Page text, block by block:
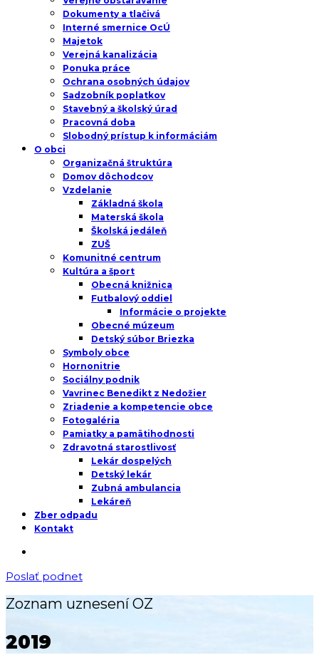
Dokumenty a tlačivá
Interné smernice OcÚ
Majetok
Verejná kanalizácia
Ponuka práce
Ochrana osobných údajov
Sadzobník poplatkov
Stavebný a školský úrad
Pracovná doba
Slobodný prístup k informáciám
O obci
Organizačná štruktúra
Domov dôchodcov
Vzdelanie
Základná škola
Materská škola
Školská jedáleň
ZUŠ
Komunitné centrum
Kultúra a šport
Obecná knižnica
Futbalový oddiel
Informácie o projekte
Obecné múzeum
Detský súbor Briezka
Symboly obce
Hornonitrie
Sociálny podnik
Vavrinec Benedikt z Nedožier
Zriadenie a kompetencie obce
Fotogaléria
Pamiatky a pamätihodnosti
Zdravotná starostlivosť
Lekár dospelých
Detský lekár
Zubná ambulancia
Lekáreň
Zber odpadu
Kontakt
Poslať podnet
Zoznam uznesení OZ
2019